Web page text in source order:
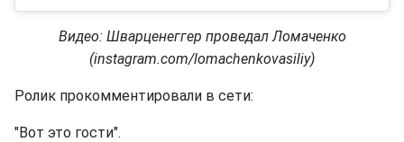
Видео: Шварценеггер проведал Ломаченко
(instagram.com/lomachenkovasiliy)
Ролик прокомментировали в сети:
"Вот это гости".